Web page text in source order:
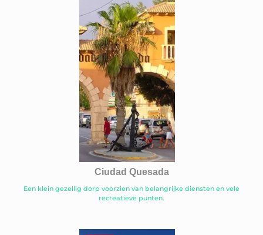
Ciudad Quesada
Een klein gezellig dorp voorzien van belangrijke diensten en vele
recreatieve punten.